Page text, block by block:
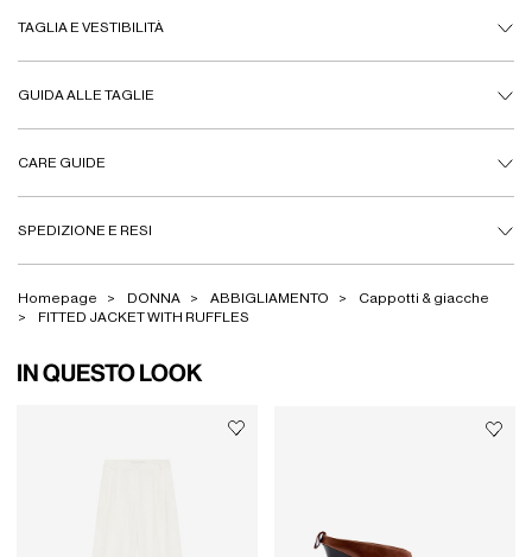
TAGLIA E VESTIBILITÀ
GUIDA ALLE TAGLIE
CARE GUIDE
SPEDIZIONE E RESI
Homepage DONNA ABBIGLIAMENTO
Cappotti & giacche
FITTED JACKET WITH RUFFLES
IN QUESTO LOOK